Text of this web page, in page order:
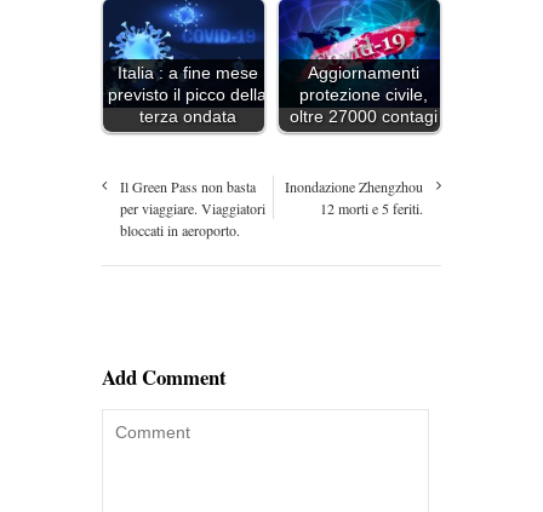
Italia : a fine mese
previsto il picco della
terza ondata
Aggiornamenti
protezione civile,
oltre 27000 contagi
Il Green Pass non basta
per viaggiare. Viaggiatori
bloccati in aeroporto.
Inondazione Zhengzhou
12 morti e 5 feriti.
Add Comment